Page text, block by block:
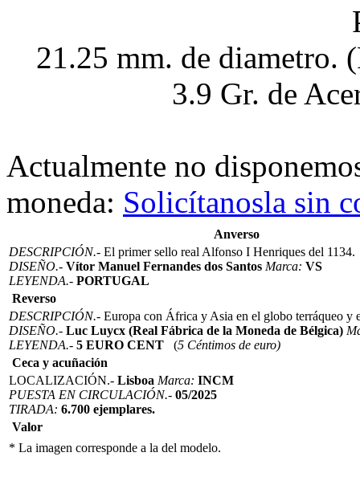
21.25 mm. de diametro.
3.9 Gr. de
Actualmente no
moneda: Solicítanosla sin
Anverso
DESCRIPCIÓN.- El primer sello real Alfonso I Henriques del 1134.
DISEÑO.- Vítor Manuel Fernandes dos Santos Marca: VS
LEYENDA.- PORTUGAL
Reverso
DESCRIPCIÓN.- Europa con África y Asia en el globo terráqueo y
DISEÑO.- Luc Luycx (Real Fábrica de la Moneda de Bélgica)
LEYENDA.- 5 EURO CENT (5 Céntimos de euro)
Ceca y acuñación
LOCALIZACIÓN.- Lisboa Marca: INCM
PUESTA EN CIRCULACIÓN.- 05/2025
TIRADA: 6.700 ejemplares.
Valor
* La imagen corresponde a la del modelo.